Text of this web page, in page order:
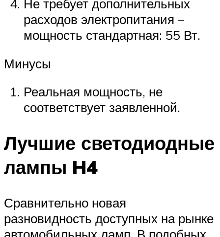
Не требует дополнительных
расходов электропитания –
мощность стандартная: 55 Вт.
Минусы
Реальная мощность, не
соответствует заявленной.
Лучшие светодиодные
лампы H4
Сравнительно новая
разновидность доступных на рынке